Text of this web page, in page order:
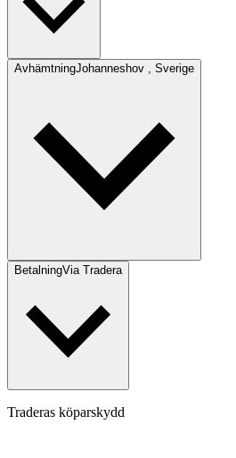
AvhämtningJohanneshov , Sverige
BetalningVia Tradera
Traderas köparskydd